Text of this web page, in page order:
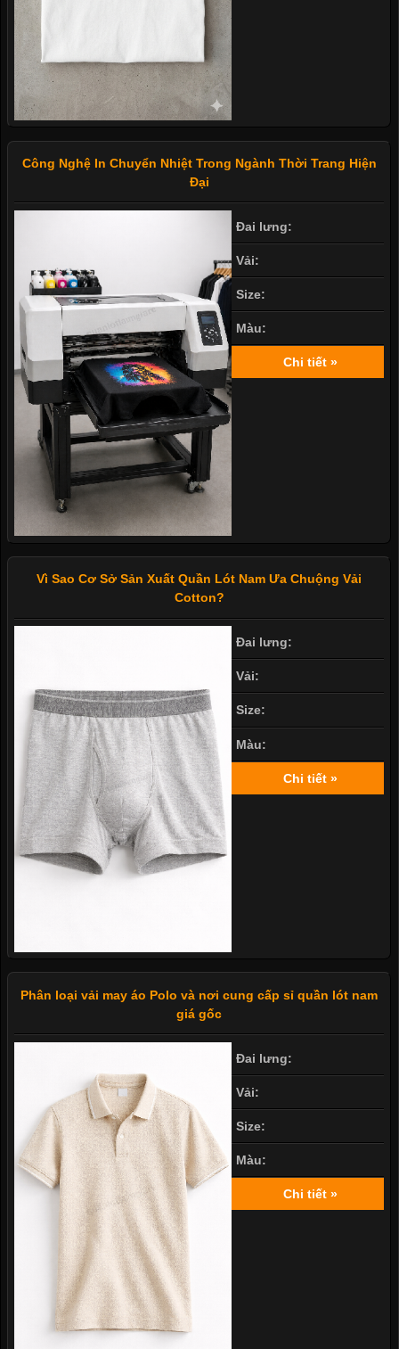
Công Nghệ In Chuyển Nhiệt Trong Ngành Thời Trang Hiện
Đại
Đai lưng:
Vải:
Size:
Màu:
Chi tiết »
Vì Sao Cơ Sở Sản Xuất Quần Lót Nam Ưa Chuộng Vải
Cotton?
Đai lưng:
Vải:
Size:
Màu:
Chi tiết »
Phân loại vải may áo Polo và nơi cung cấp sỉ quần lót nam
giá gốc
Đai lưng:
Vải:
Size:
Màu:
Chi tiết »